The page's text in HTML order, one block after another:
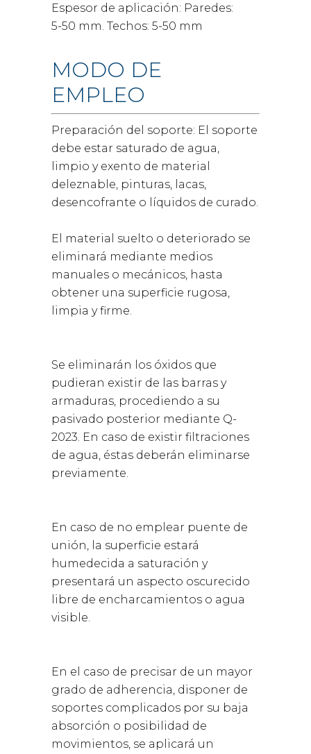
Espesor de aplicación: Paredes:
5-50 mm. Techos: 5-50 mm
MODO DE
EMPLEO
Preparación del soporte: El soporte
debe estar saturado de agua,
limpio y exento de material
deleznable, pinturas, lacas,
desencofrante o líquidos de curado.
El material suelto o deteriorado se
eliminará mediante medios
manuales o mecánicos, hasta
obtener una superficie rugosa,
limpia y firme.
Se eliminarán los óxidos que
pudieran existir de las barras y
armaduras, procediendo a su
pasivado posterior mediante Q-
2023. En caso de existir filtraciones
de agua, éstas deberán eliminarse
previamente.
En caso de no emplear puente de
unión, la superficie estará
humedecida a saturación y
presentará un aspecto oscurecido
libre de encharcamientos o agua
visible.
En el caso de precisar de un mayor
grado de adherencia, disponer de
soportes complicados por su baja
absorción o posibilidad de
movimientos, se aplicará un